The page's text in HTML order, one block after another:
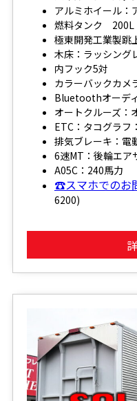
アルミホイール：
燃料タンク 200L
極東開発工業製跳
木床：ラッシング
内フック5対
カラーバックカメ
Bluetoothオーデ
オートクルーズ：
ETC：タコグラフ
排気ブレーキ：電
6速MT：後輪エア
A05C：240馬力
☎スマホでのお
6200)